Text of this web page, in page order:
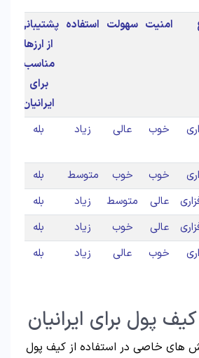
امنیت سهولت استفاده پشتیبانی
از ارزها
مناسب
برای
ایرانیان
خوب عالی زیاد بله
خوب خوب متوسط
بله
عالی متوسط زیاد
بله
عالی خوب زیاد
بله
خوب عالی زیاد بله
پول برای ایرانیان
های خاصی در استفاده از کیف پول‌